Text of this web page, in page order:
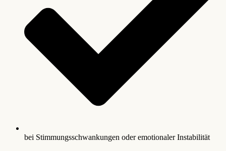
bei Stimmungsschwankungen oder emotionaler Instabilität